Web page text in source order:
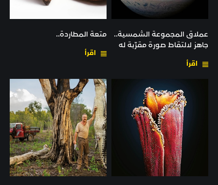
عملاق المجموعة الشمسية..
جاهز لالتقاط صورة مقرّبة له
اقرأ
متعة المطاردة..
اقرأ